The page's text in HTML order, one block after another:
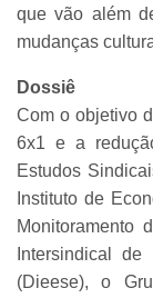
que vão além
mudanças
Dossiê
Com o objetivo
6x1 e a
Estudos
Instituto de
Monitoramento
Intersindical
(Dieese), o